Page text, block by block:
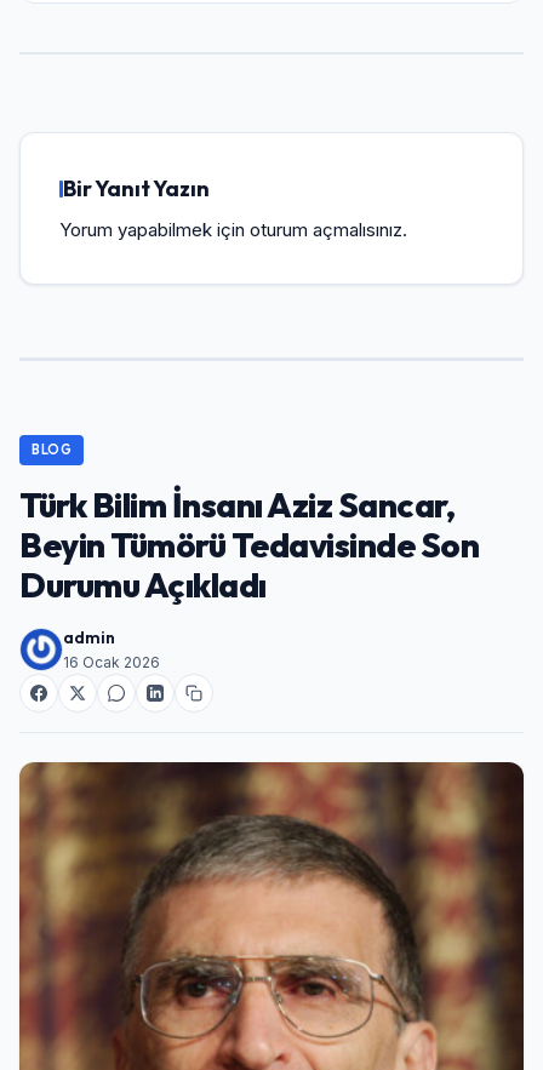
Bir Yanıt Yazın
Yorum yapabilmek için oturum açmalısınız.
BLOG
Türk Bilim İnsanı Aziz Sancar,
Beyin Tümörü Tedavisinde Son
Durumu Açıkladı
admin
16 Ocak 2026